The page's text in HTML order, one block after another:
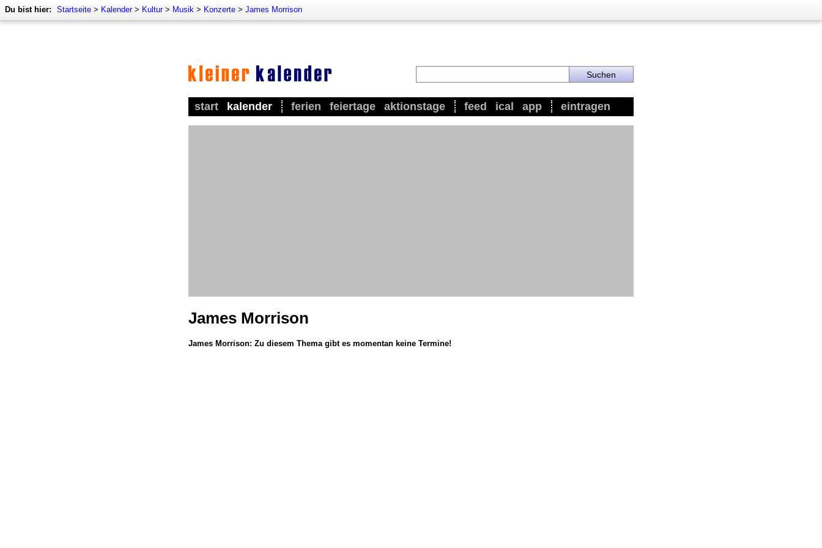
Du bist hier: Startseite > Kalender> Kultur> Musik > Konzerte > James Morrison
start kalender ferien feiertage aktionstage feed ical app eintragen
James Morrison
James Morrison: Zu diesem Thema gibt es momentan keine Termine!